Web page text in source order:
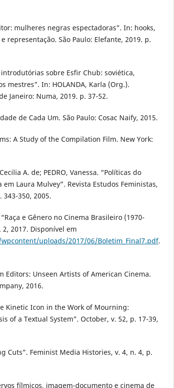
mulheres negras espectadoras”. In: hooks,
representação. São Paulo: Elefante, 2019. p.
introdutórias sobre Esfir Chub: soviética,
mestres”. In: HOLANDA, Karla (Org.).
Janeiro: Numa, 2019. p. 37-52.
de Cada Um. São Paulo: Cosac Naify, 2015.
A Study of the Compilation Film. New York:
A. de; PEDRO, Vanessa. “Políticas do
Laura Mulvey”. Revista Estudos Feministas,
343-350, 2005.
e Gênero no Cinema Brasileiro (1970-
2, 2017. Disponível em
uploads/2017/06/Boletim_Final7.pdf.
Editors: Unseen Artists of American Cinema.
2016.
Kinetic Icon in the Work of Mourning:
of a Textual System”. October, v. 52, p. 17-39,
Cuts”. Feminist Media Histories, v. 4, n. 4, p.
fílmicos, imagem-documento e cinema de